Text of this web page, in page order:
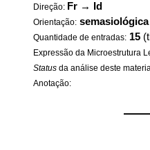
Direção: Fr → Id
Orientação: semasiológica
Quantidade de entradas: 15
Expressão da Microestrutura
Status da análise deste
Anotação: